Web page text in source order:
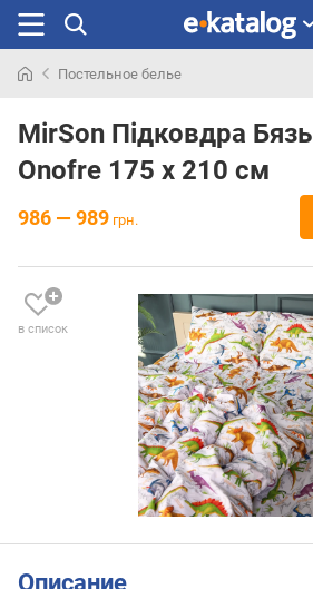
раньше
Постельное белье
MirSon Підковдра
Onofre 175 x 210 см
986 — 989 грн.
в список
Описание